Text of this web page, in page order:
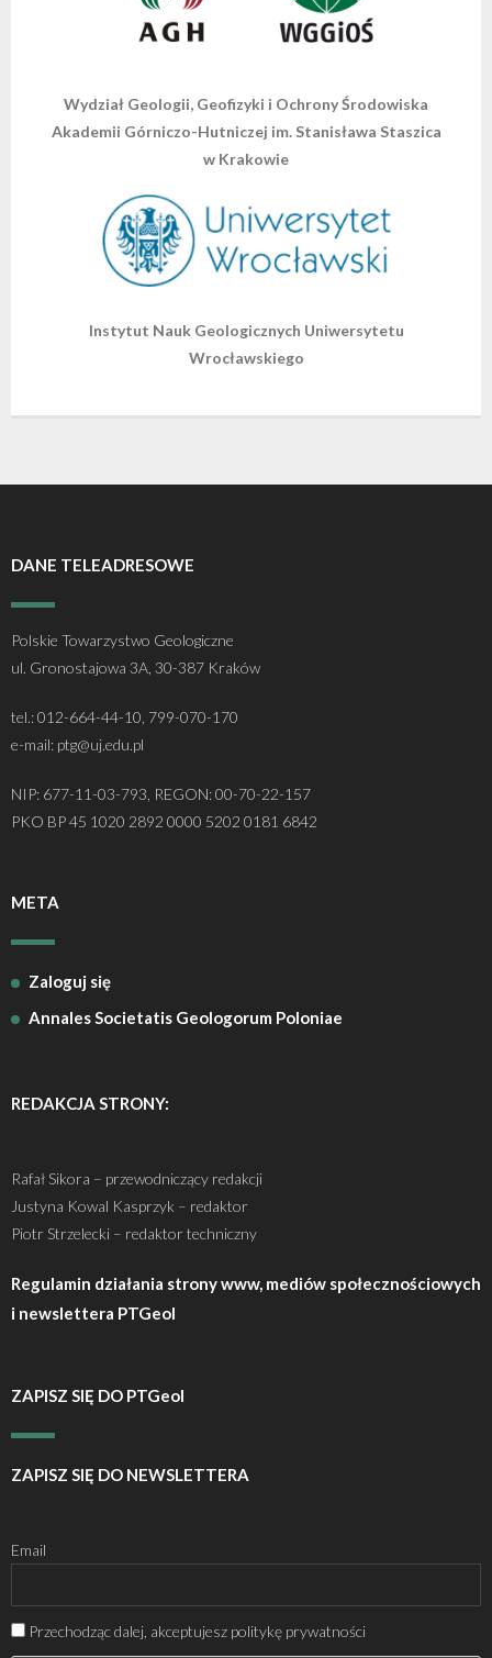
Wydział Geologii, Geofizyki i Ochrony Środowiska
Akademii Górniczo-Hutniczej im. Stanisława Staszica
w Krakowie
Instytut Nauk Geologicznych Uniwersytetu
Wrocławskiego
DANE TELEADRESOWE
Polskie Towarzystwo Geologiczne
ul. Gronostajowa 3A, 30-387 Kraków
tel.: 012-664-44-10, 799-070-170
e-mail: ptg@uj.edu.pl
NIP: 677-11-03-793, REGON: 00-70-22-157
PKO BP 45 1020 2892 0000 5202 0181 6842
META
Zaloguj się
Annales Societatis Geologorum Poloniae
REDAKCJA STRONY:
Rafał Sikora – przewodniczący redakcji
Justyna Kowal Kasprzyk – redaktor
Piotr Strzelecki – redaktor techniczny
Regulamin działania strony www, mediów społecznościowych
i newslettera PTGeol
ZAPISZ SIĘ DO PTGeol
ZAPISZ SIĘ DO NEWSLETTERA
Email
Przechodząc dalej, akceptujesz politykę prywatności